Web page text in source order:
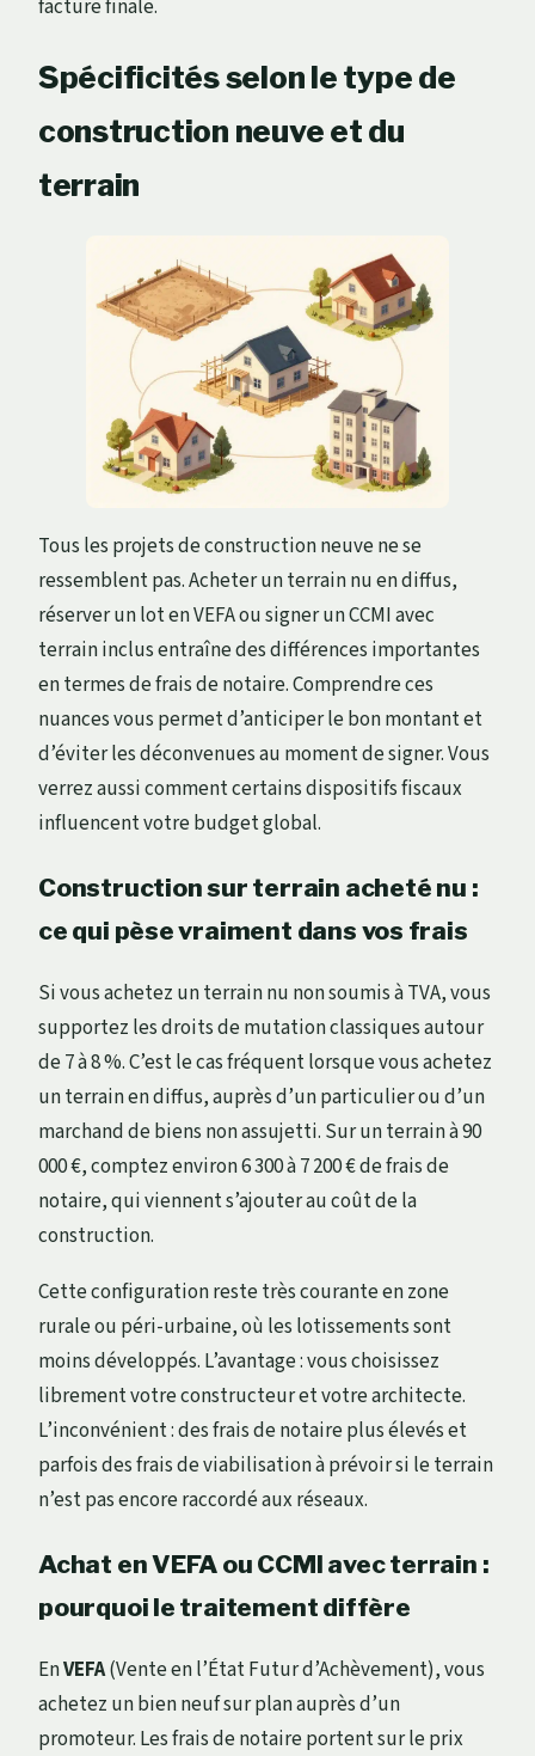
facture finale.
Spécificités selon le type de
construction neuve et du
terrain
Tous les projets de construction neuve ne se
ressemblent pas. Acheter un terrain nu en diffus,
réserver un lot en VEFA ou signer un CCMI avec
terrain inclus entraîne des différences importantes
en termes de frais de notaire. Comprendre ces
nuances vous permet d’anticiper le bon montant et
d’éviter les déconvenues au moment de signer. Vous
verrez aussi comment certains dispositifs fiscaux
influencent votre budget global.
Construction sur terrain acheté nu :
ce qui pèse vraiment dans vos frais
Si vous achetez un terrain nu non soumis à TVA, vous
supportez les droits de mutation classiques autour
de 7 à 8 %. C’est le cas fréquent lorsque vous achetez
un terrain en diffus, auprès d’un particulier ou d’un
marchand de biens non assujetti. Sur un terrain à 90
000 €, comptez environ 6 300 à 7 200 € de frais de
notaire, qui viennent s’ajouter au coût de la
construction.
Cette configuration reste très courante en zone
rurale ou péri-urbaine, où les lotissements sont
moins développés. L’avantage : vous choisissez
librement votre constructeur et votre architecte.
L’inconvénient : des frais de notaire plus élevés et
parfois des frais de viabilisation à prévoir si le terrain
n’est pas encore raccordé aux réseaux.
Achat en VEFA ou CCMI avec terrain :
pourquoi le traitement diffère
EnVEFA(Vente en l’État Futur d’Achèvement), vous
achetez un bien neuf sur plan auprès d’un
promoteur. Les frais de notaire portent sur le prix